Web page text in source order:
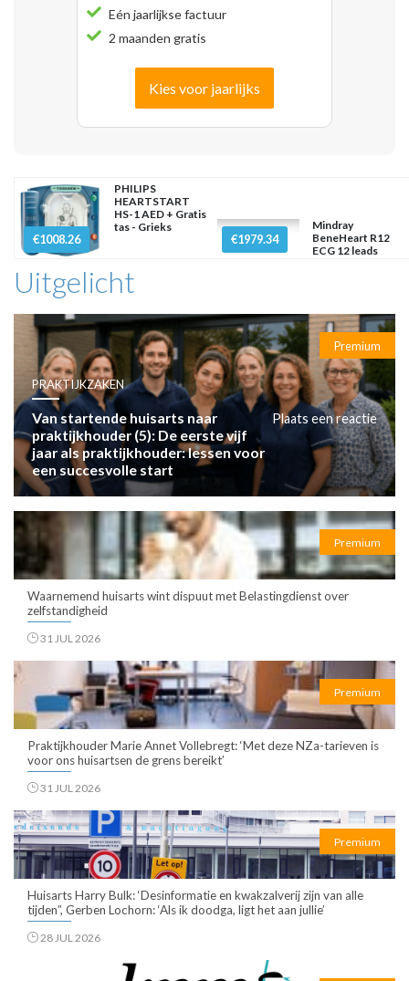
Eén jaarlijkse factuur
2 maanden gratis
Kies voor jaarlijks
€1008.26
PHILIPS
HEARTSTART
HS-1 AED + Gratis
tas - Grieks
€1979.34
Mindray
BeneHeart R12
ECG 12 leads
Uitgelicht
Premium
PRAKTIJKZAKEN
Van startende huisarts naar
praktijkhouder (5): De eerste vijf
jaar als praktijkhouder: lessen voor
een succesvolle start
Plaats een reactie
Premium
Waarnemend huisarts wint dispuut met Belastingdienst over
zelfstandigheid
31 JUL 2026
Premium
Praktijkhouder Marie Annet Vollebregt: ‘Met deze NZa-tarieven is
voor ons huisartsen de grens bereikt’
31 JUL 2026
Premium
Huisarts Harry Bulk: ‘Desinformatie en kwakzalverij zijn van alle
tijden”, Gerben Lochorn: ‘Als ik doodga, ligt het aan jullie’
28 JUL 2026